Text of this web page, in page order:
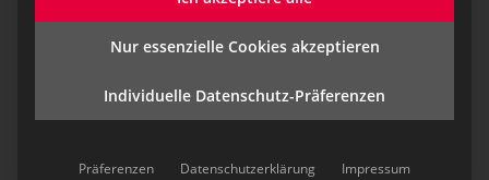
Der Österreichische
Jahre Unternehmen, die in den letzten
Jahren…
Nur essenzielle Cookies akzeptieren
Individuelle Datenschutz-Präferenzen
Präferenzen Datenschutzerklärung Impressum